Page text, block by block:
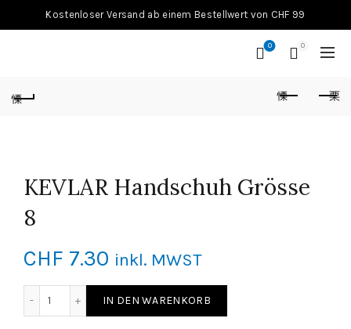
Kostenloser Versand ab einem Bestellwert von CHF 99
0 0
KEVLAR Handschuh Grösse
8
CHF 7.30 inkl. MWST
IN DEN WARENKORB